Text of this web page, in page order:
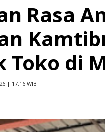
Rasa
Toko di
| 17.16 WIB